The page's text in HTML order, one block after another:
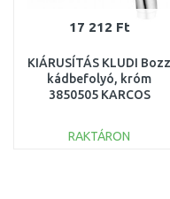
17 212 Ft
KIÁRUSÍTÁS KLUDI Bozz
kádbefolyó, króm
3850505 KARCOS
RAKTÁRON